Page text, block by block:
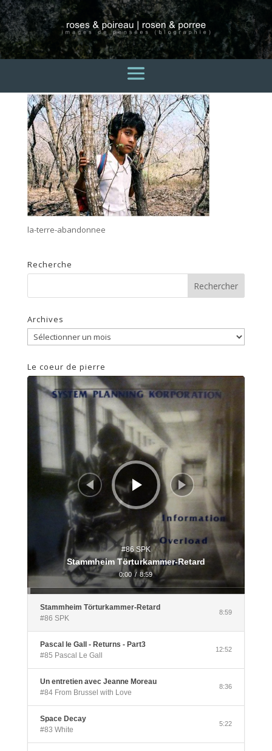
la-terre-abandonnee
13 avril 2015
la-terre-abandonnee
Recherche
Archives
Archives
Le coeur de pierre
Lecteur
audio
#86 SPK
Stammheim Törturkammer-Retard
0:00 / 8:59
Stammheim Törturkammer-Retard
#86 SPK
8:59
Pascal le Gall - Returns - Part3
#85 Pascal Le Gall
12:52
Un entretien avec Jeanne Moreau
#84 From Brussel with Love
8:36
Space Decay
#83 White
5:22